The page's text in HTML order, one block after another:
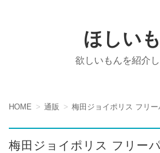
ほしい
欲しいもんを紹介し
HOME 通販 梅田ジョイポリス フリ
梅田ジョイポリス フリー